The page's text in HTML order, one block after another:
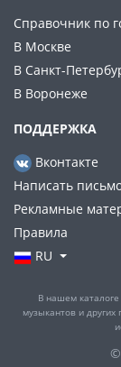
Справочник по
В Москве
В Санкт-
В Воронеже
ПОДДЕРЖКА
Вконтакте
Написать
Рекламные
Правила
RU
В нашем каталоге
музыкантов и
©